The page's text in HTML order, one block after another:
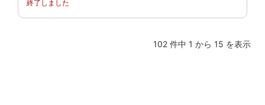
終了しました
102 件中 1 から 15 を表示